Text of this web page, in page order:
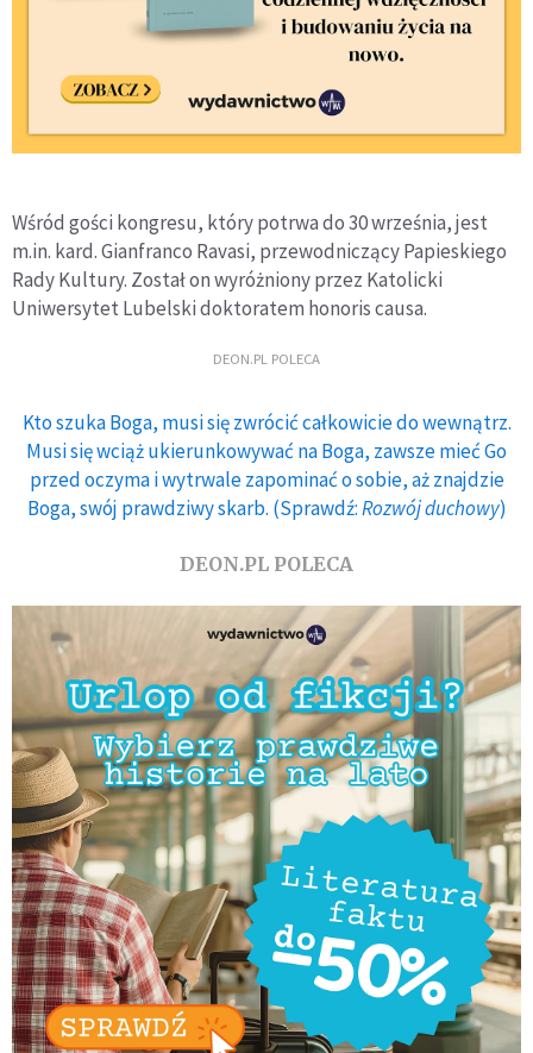
Wśród gości kongresu, który potrwa do 30 września, jest
m.in. kard. Gianfranco Ravasi, przewodniczący Papieskiego
Rady Kultury. Został on wyróżniony przez Katolicki
Uniwersytet Lubelski doktoratem honoris causa.
DEON.PL POLECA
Kto szuka Boga, musi się zwrócić całkowicie do wewnątrz.
Musi się wciąż ukierunkowywać na Boga, zawsze mieć Go
przed oczyma i wytrwale zapominać o sobie, aż znajdzie
Boga, swój prawdziwy skarb. (Sprawdź:Rozwój duchowy)
DEON.PL POLECA